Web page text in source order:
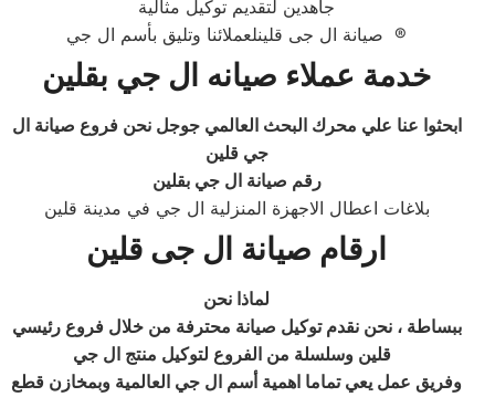
جاهدين لتقديم توكيل مثالية
صيانة ال جى قلينلعملائنا وتليق بأسم ال جي ®
خدمة عملاء صيانه ال جي بقلين
ابحثوا عنا علي محرك البحث العالمي جوجل نحن فروع صيانة ال
جي قلين
رقم صيانة ال جي بقلين
بلاغات اعطال الاجهزة المنزلية ال جي في مدينة قلين
ارقام صيانة ال جى قلين
لماذا نحن
ببساطة ، نحن نقدم توكيل صيانة محترفة من خلال فروع رئيسي
قلين وسلسلة من الفروع لتوكيل منتج ال جي
وفريق عمل يعي تماما اهمية أسم ال جي العالمية وبمخازن قطع